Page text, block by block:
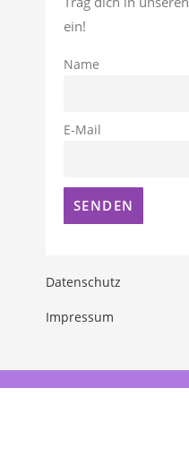
ein!
Name
E-Mail
Datenschutz
Impressum